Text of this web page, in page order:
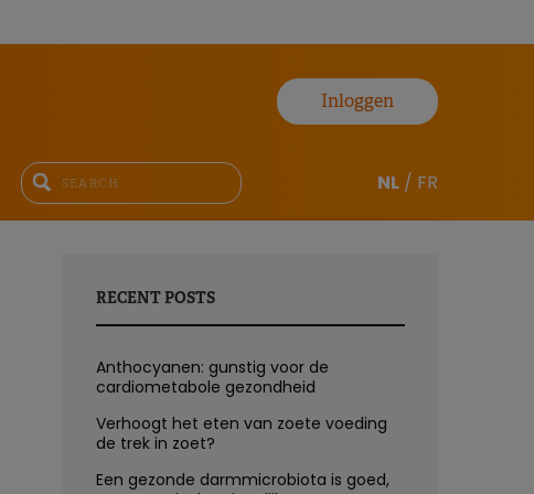
Inloggen
NL / FR
RECENT POSTS
Anthocyanen: gunstig voor de
cardiometabole gezondheid
Verhoogt het eten van zoete voeding
de trek in zoet?
Een gezonde darmmicrobiota is goed,